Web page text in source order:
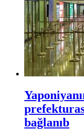
bağlanıb